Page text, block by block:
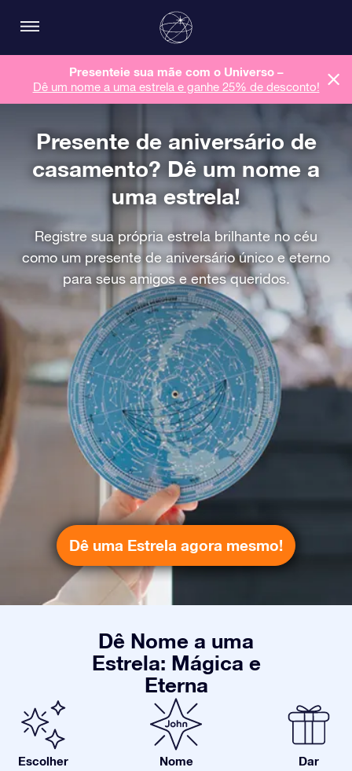
Presenteie sua mãe com o Universo –
Dê um nome a uma estrela e ganhe 25% de desconto!
Presente de aniversário de
casamento? Dê um nome a
uma estrela!
Registre sua própria estrela brilhante no céu
como um presente de aniversário único e eterno
para seus amigos e entes queridos.
Dê uma Estrela agora mesmo!
Dê Nome a uma
Estrela: Mágica e
Eterna
Escolher Nome Dar